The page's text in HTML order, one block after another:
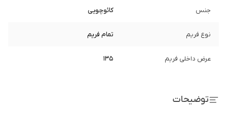
جنس کائوچویی
نوع فریم تمام فریم
عرض داخلی فریم 135
توضیحات